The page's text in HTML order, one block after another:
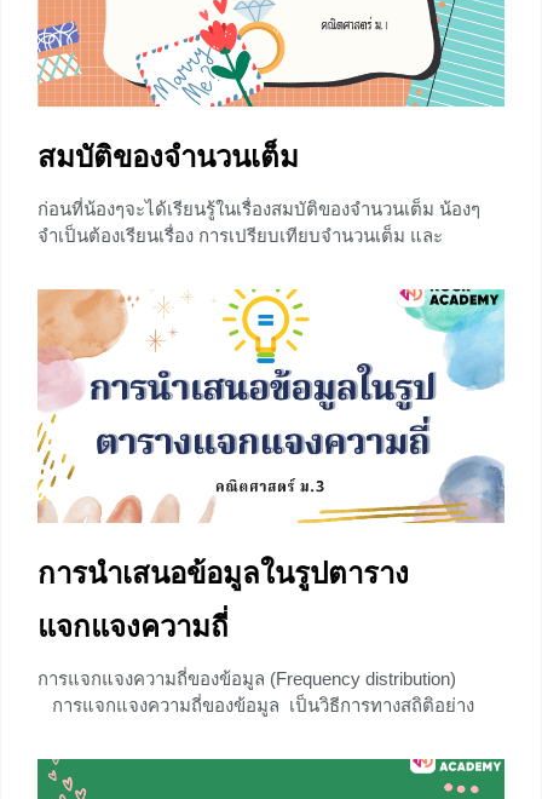
สมบัติของจำนวนเต็ม
ก่อนที่น้องๆจะได้เรียนรู้ในเรื่องสมบัติของจำนวนเต็ม น้องๆ
จำเป็นต้องเรียนเรื่อง การเปรียบเทียบจำนวนเต็ม และ
รวบรวมสมบัติของจำนวนเต็ม ประกอบด้วย สมบัติเกี่ยวกับ
การบวกและคูณจำนวนเต็ม ได้แก่ สมบัติการสลับที่ สมบัติ
การเปลี่ยนหมู่ และสมบัติการแจกแจง รวมไปถึงสมบัติของ
หนึ่งและศูนย์ เรามาศึกษาสมบัติแรกกันเลย สมบัติเกี่ยวกับ
การบวกและคูณจำนวนเต็ม สมบัติการสลับที่ สมบัติการสลับที่
สำหรับการบวก ถ้า a และ b แทนจำนวนเต็มใดๆ แล้ว a + b =
การนำเสนอข้อมูลในรูปตาราง
แจกแจงความถี่
การแจกแจงความถี่ของข้อมูล (Frequency distribution)
การแจกแจงความถี่ของข้อมูล เป็นวิธีการทางสถิติอย่าง
สะดวกในการนำเสนอและการวิเคราะห์ข้อมูลเหล่านั้น มี 2
ลักษณะ คือ ตารางแจกแจงความถี่แบบไม่เป็นอันตรภาคชั้น